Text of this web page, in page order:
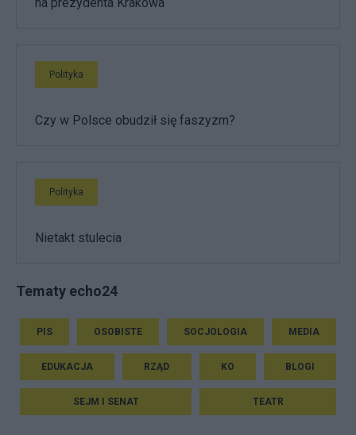
Polityka
Czy w Polsce obudził się faszyzm?
Polityka
Nietakt stulecia
Tematy echo24
PIS OSOBISTE SOCJOLOGIA MEDIA
EDUKACJA RZĄD KO BLOGI
SEJM I SENAT TEATR